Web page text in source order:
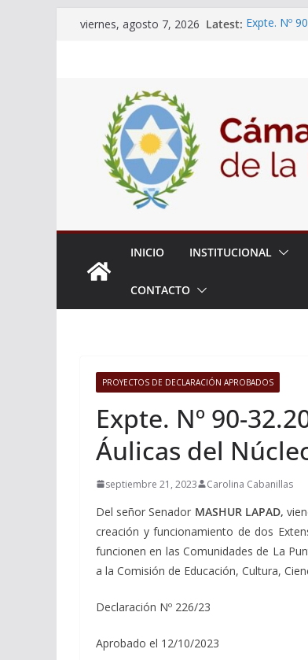
Skipviernes, agosto 7, 2026 Latest: Expte. Nº
Roque
Expte. Nº
de
18° Sesión
INICIO INSTITUCIONAL
CONTACTO
PROYECTOS DE DECLARACIÓN APROBADOS
Expte. Nº 90-
Áulicas del
septiembre 21, 2023 Carolina Cabanillas
Del señor Senador MASHUR LAPAD,
creación y funcionamiento de dos
funcionen en las Comunidades de La
a la Comisión de Educación, Cultura,
Declaración Nº 226/23
Aprobado el 12/10/2023